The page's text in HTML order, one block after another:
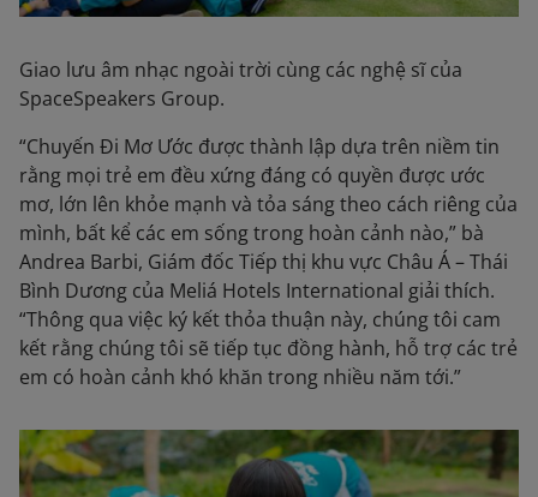
Giao lưu âm nhạc ngoài trời cùng các nghệ sĩ của
SpaceSpeakers Group.
“Chuyến Đi Mơ Ước được thành lập dựa trên niềm tin
rằng mọi trẻ em đều xứng đáng có quyền được ước
mơ, lớn lên khỏe mạnh và tỏa sáng theo cách riêng của
mình, bất kể các em sống trong hoàn cảnh nào,” bà
Andrea Barbi, Giám đốc Tiếp thị khu vực Châu Á – Thái
Bình Dương của Meliá Hotels International giải thích.
“Thông qua việc ký kết thỏa thuận này, chúng tôi cam
kết rằng chúng tôi sẽ tiếp tục đồng hành, hỗ trợ các trẻ
em có hoàn cảnh khó khăn trong nhiều năm tới.”